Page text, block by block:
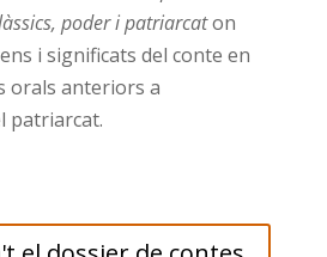
poder i patriarcaton
i significats del conte en
orals anteriors a
patriarcat.